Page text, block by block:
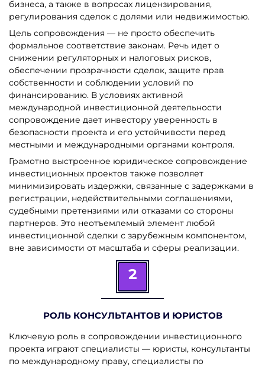
бизнеса, а также в вопросах лицензирования,
регулирования сделок с долями или недвижимостью.
Цель сопровождения — не просто обеспечить
формальное соответствие законам. Речь идет о
снижении регуляторных и налоговых рисков,
обеспечении прозрачности сделок, защите прав
собственности и соблюдении условий по
финансированию. В условиях активной
международной инвестиционной деятельности
сопровождение дает инвестору уверенность в
безопасности проекта и его устойчивости перед
местными и международными органами контроля.
Грамотно выстроенное юридическое сопровождение
инвестиционных проектов также позволяет
минимизировать издержки, связанные с задержками в
регистрации, недействительными соглашениями,
судебными претензиями или отказами со стороны
партнеров. Это неотъемлемый элемент любой
инвестиционной сделки с зарубежным компонентом,
вне зависимости от масштаба и сферы реализации.
2
РОЛЬ КОНСУЛЬТАНТОВ И ЮРИСТОВ
Ключевую роль в сопровождении инвестиционного
проекта играют специалисты — юристы, консультанты
по международному праву, специалисты по